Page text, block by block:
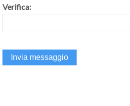
Verifica: